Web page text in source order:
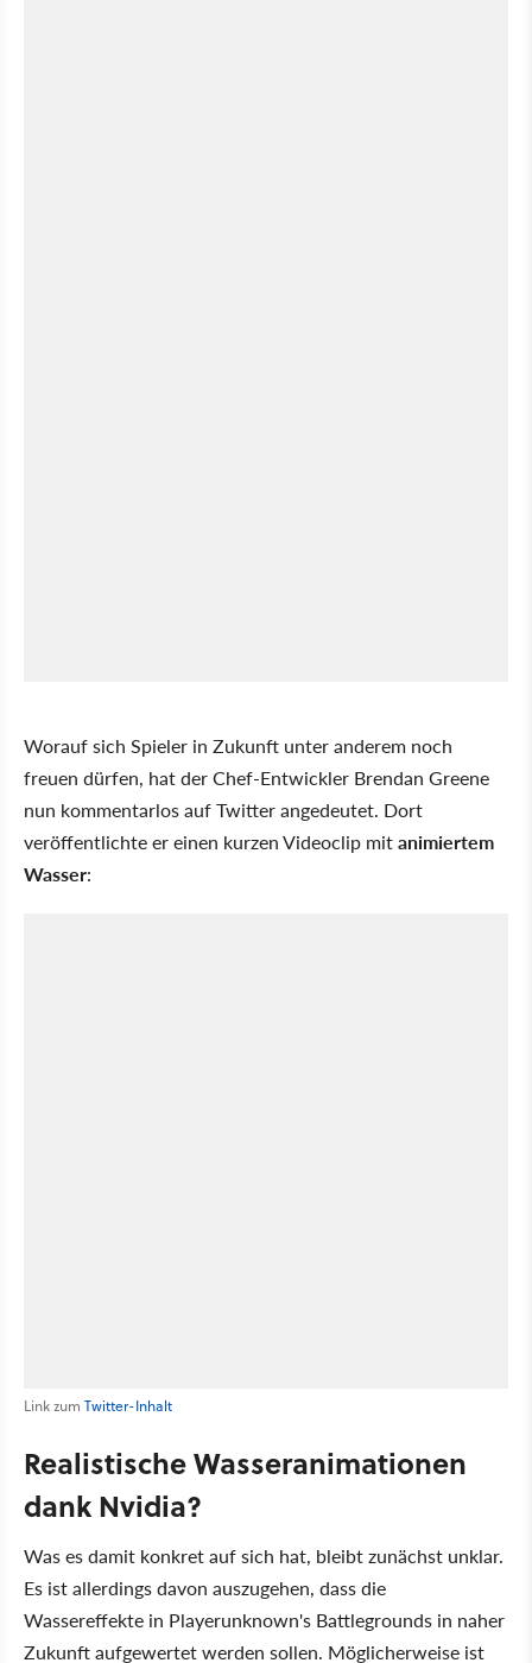
Worauf sich Spieler in Zukunft unter anderem noch
freuen dürfen, hat der Chef-Entwickler Brendan Greene
nun kommentarlos auf Twitter angedeutet. Dort
veröffentlichte er einen kurzen Videoclip mitanimiertem
Wasser:
Link zum Twitter-Inhalt
Realistische Wasseranimationen
dank Nvidia?
Was es damit konkret auf sich hat, bleibt zunächst unklar.
Es ist allerdings davon auszugehen, dass die
Wassereffekte in Playerunknown's Battlegrounds in naher
Zukunft aufgewertet werden sollen. Möglicherweise ist